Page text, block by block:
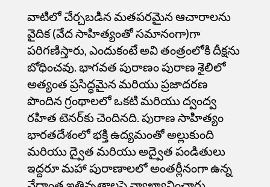
వాటిలో చేర్చబడిన మతపరమైన ఆచారాలను
వైదిక (వేద సాహిత్యంతో సమానంగా)గా
పరిగణిస్తారు, ఎందుకంటే అవి తంత్రంలోకి దీక్షను
బోధించవు. భాగవత పురాణం పురాణ శైలిలో
అత్యంత ప్రసిద్ధమైన మరియు ప్రజాదరణ
పొందిన గ్రంథాలలో ఒకటి మరియు ద్వంద్వ
రహిత టెనర్‌కు చెందినది. పురాణ సాహిత్యం
భారతదేశంలో భక్తి ఉద్యమంతో అల్లుకుంది
మరియు ద్వైత మరియు అద్వైత పండితులు
ఇద్దరూ మహా పురాణాలలో అంతర్లీనంగా ఉన్న